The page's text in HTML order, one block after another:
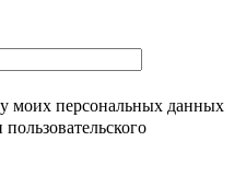
моих персональных данных